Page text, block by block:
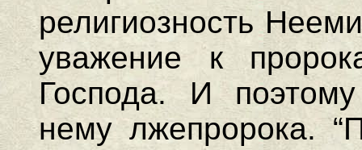
религиозность
уважение к
Господа. И
нему лжепророка.